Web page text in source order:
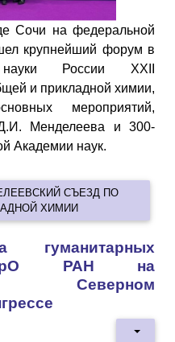
Сочи на федеральной
крупнейший форум в
России XXII
и прикладной химии,
мероприятий,
Менделеева и 300-
Академии наук.
СЪЕЗД ПО
ХИМИИ
гуманитарных
УрО РАН на
Северном